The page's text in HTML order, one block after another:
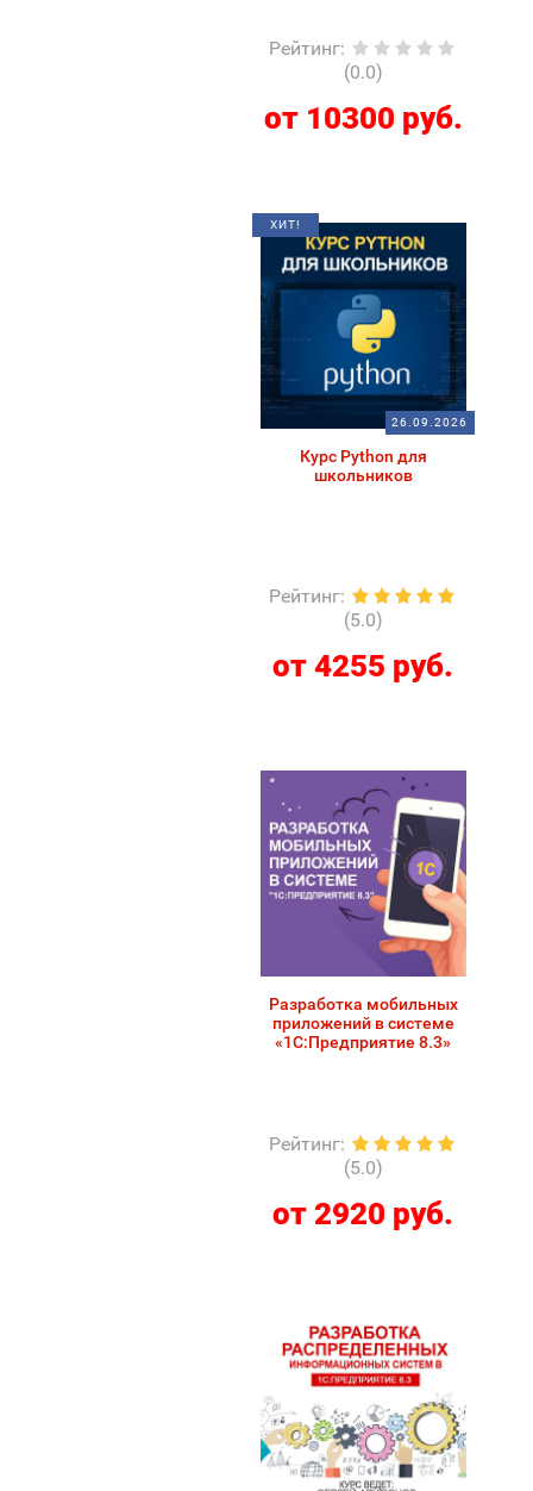
Рейтинг:
(0.0)
от 10300 руб.
ХИТ!
26.09.2026
Курс Python для
школьников
Рейтинг:
(5.0)
от 4255 руб.
Разработка мобильных
приложений в системе
«1С:Предприятие 8.3»
Рейтинг:
(5.0)
от 2920 руб.